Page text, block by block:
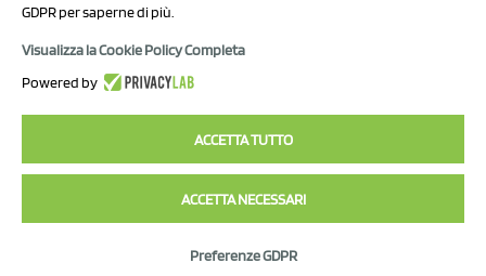
Capitale sociale Euro 50.000,00 i.v.
GDPR per saperne di più.
Visualizza la Cookie Policy Completa
Powered by
ACCETTA TUTTO
ACCETTA NECESSARI
Preferenze GDPR